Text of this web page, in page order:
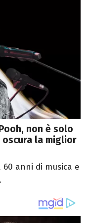
non è solo
oscura la miglior
anni di musica e